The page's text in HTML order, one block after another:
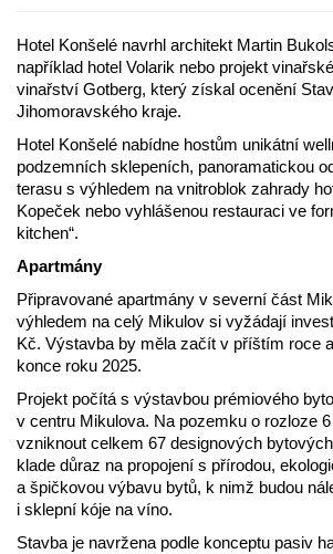
Hotel Konšelé navrhl architekt Martin
například hotel Volarik nebo projekt
vinařství Gotberg, který získal ocenění
Jihomoravského kraje.
Hotel Konšelé nabídne hostům unikátní
podzemních sklepeních, panoramatickou
terasu s výhledem na vnitroblok zahrady
Kopeček nebo vyhlášenou restauraci ve
kitchen“.
Apartmány
Připravované apartmány v severní část
výhledem na celý Mikulov si vyžádají
Kč. Výstavba by měla začít v příštím roce
konce roku 2025.
Projekt počítá s výstavbou prémiového
v centru Mikulova. Na pozemku o rozloze
vzniknout celkem 67 designových
klade důraz na propojení s přírodou,
a špičkovou výbavu bytů, k nimž budou
i sklepní kóje na víno.
Stavba je navržena podle konceptu pasiv